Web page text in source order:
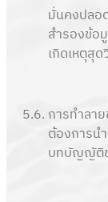
มั่นคงปลอ
สำรองข้อ
เกิดเหตุสุ
5.6. การทำลา
ต้องการน
บทบัญญัติ